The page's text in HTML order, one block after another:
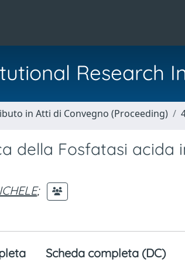
Research
in Atti di Convegno (Proceeding)
della Fosfatasi acida
;
Scheda completa (DC)